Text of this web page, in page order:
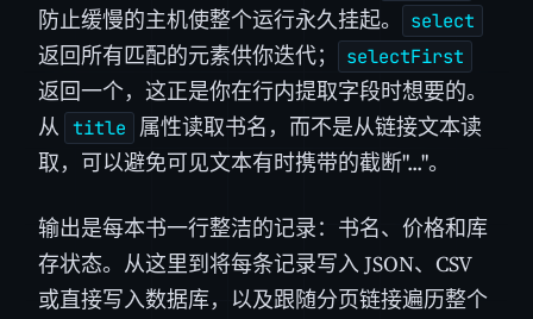
防止缓慢的主机使整个运行永久挂起。 select
返回所有匹配的元素供你迭代； selectFirst
返回一个，这正是你在行内提取字段时想要的。
从 title
属性读取书名，而不是从链接文本读
取，可以避免可见文本有时携带的截断"..."。
输出是每本书一行整洁的记录：书名、价格和库
存状态。从这里到将每条记录写入 JSON、CSV
或直接写入数据库，以及跟随分页链接遍历整个